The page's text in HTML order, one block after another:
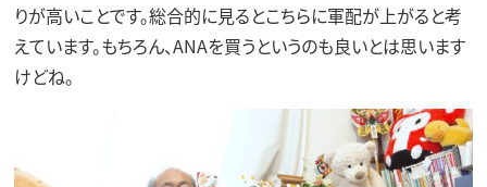
りが高いことです。総合的に見るとこちらに軍配が上がると考
えています。もちろん、ANAを買うというのも良いとは思います
けどね。